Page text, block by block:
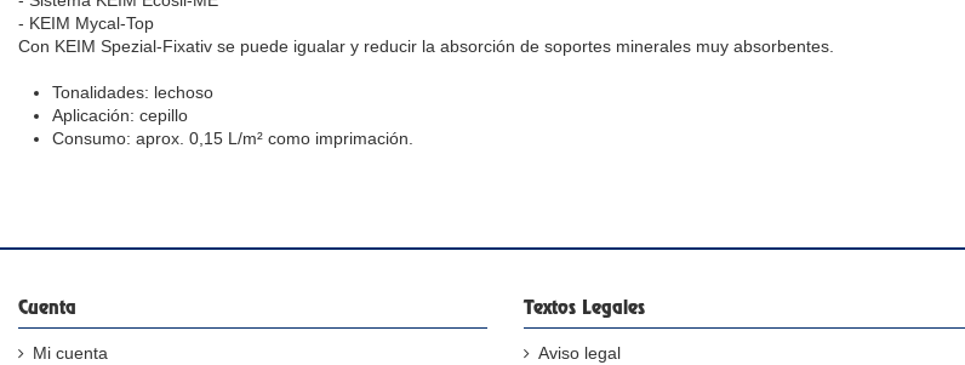
- KEIM Mycal-Top
Con KEIM Spezial-Fixativ se puede igualar y reducir la absorción de soportes minerales muy absorbentes.
Tonalidades: lechoso
Aplicación: cepillo
Consumo: aprox. 0,15 L/m² como imprimación.
Cuenta
Mi cuenta
Textos Legales
Aviso legal